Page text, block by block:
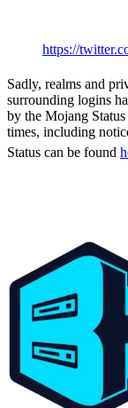
https://
Sadly, realms and
surrounding logins
by the Mojang
times, including
Status can be found